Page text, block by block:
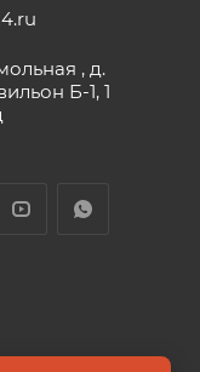
, д.
Б-1, 1